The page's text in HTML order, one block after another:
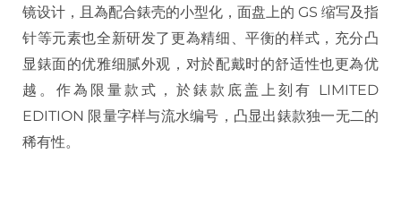
镜设计，且為配合錶壳的小型化，面盘上的 GS 缩写及指
针等元素也全新研发了更為精细、平衡的样式，充分凸
显錶面的优雅细腻外观，对於配戴时的舒适性也更為优
越。作為限量款式，於錶款底盖上刻有 LIMITED
EDITION 限量字样与流水编号，凸显出錶款独一无二的
稀有性。